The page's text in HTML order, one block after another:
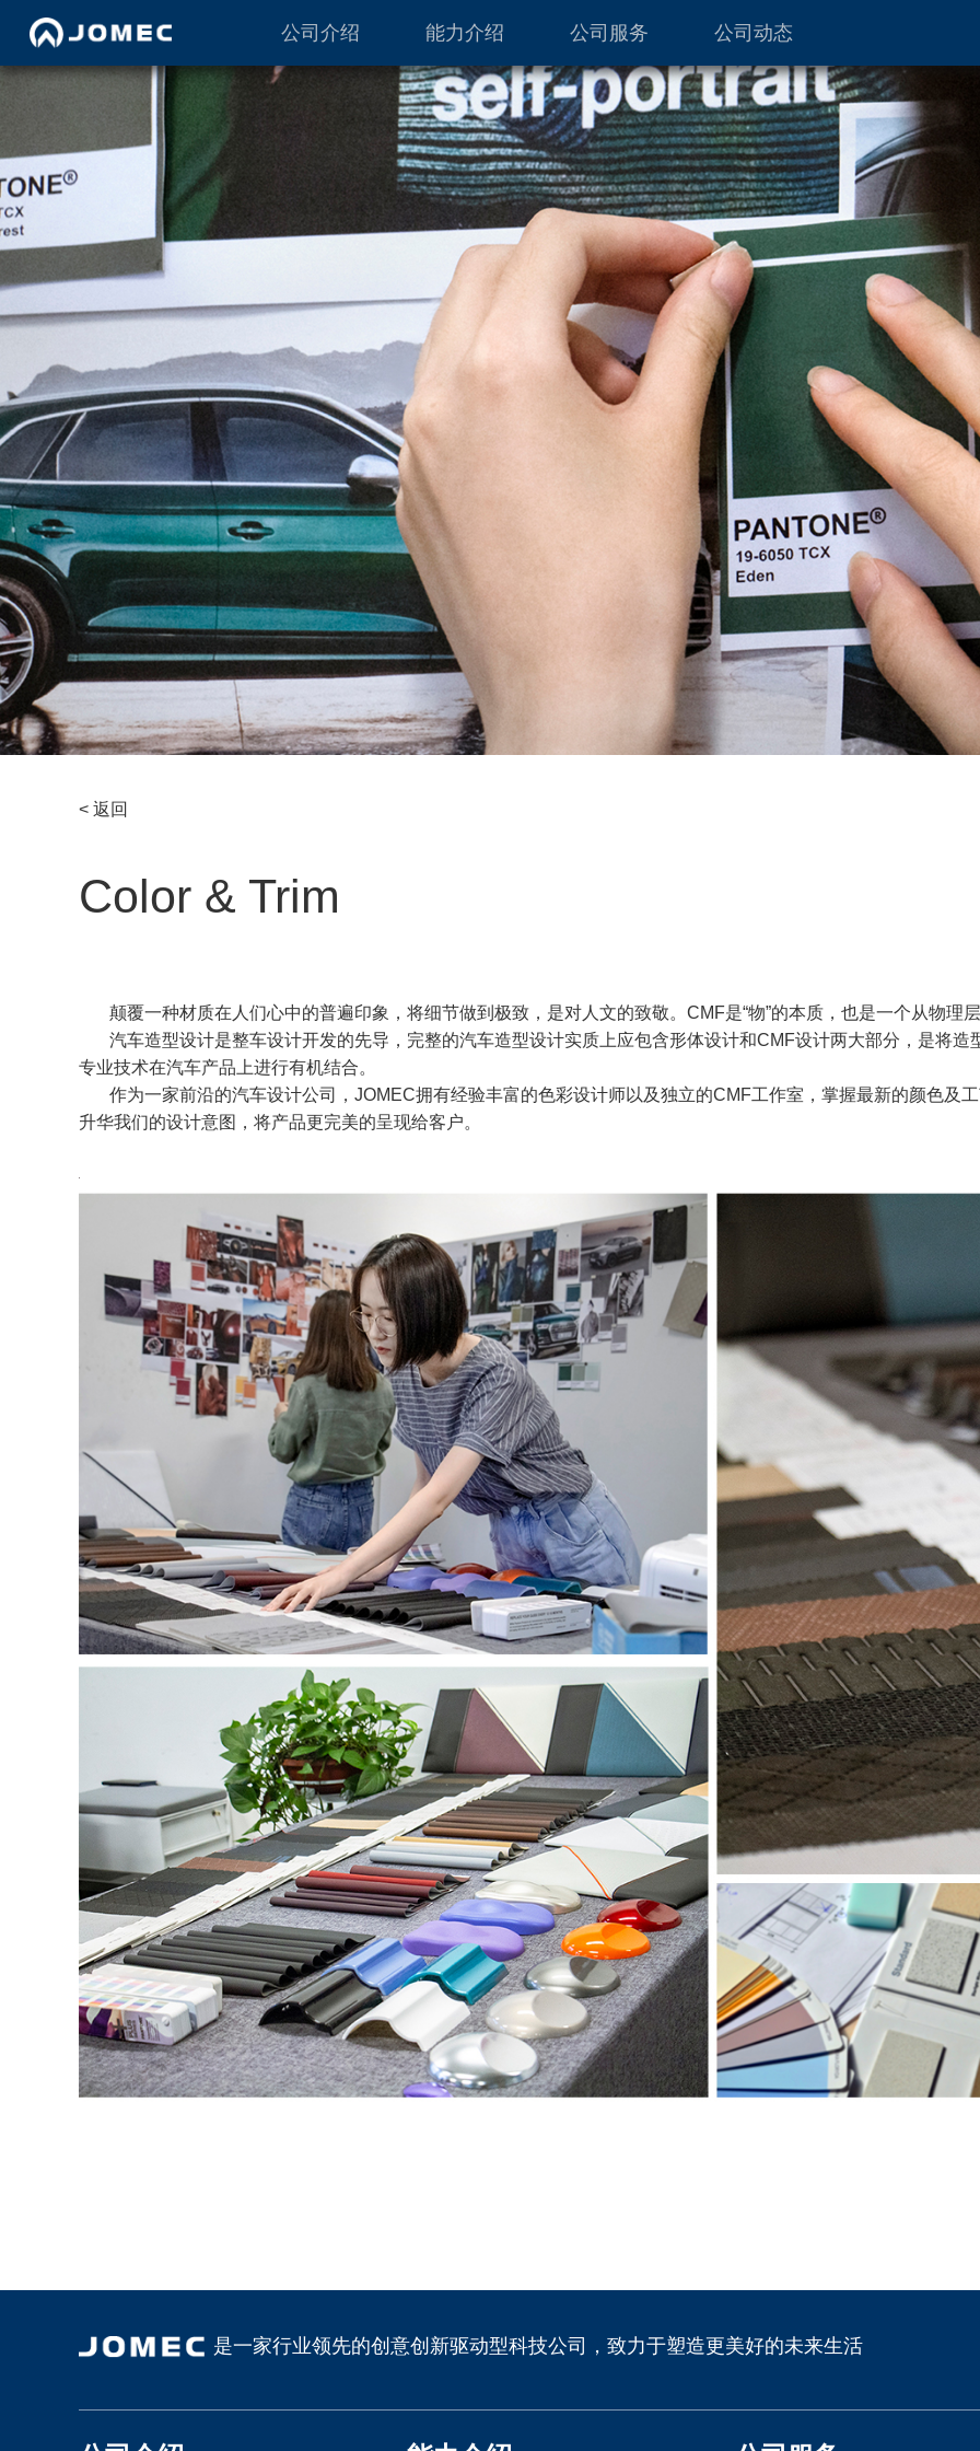
公司介绍 能力介绍 公司服务 公司动态
< 返回
Color & Trim
颠覆一种材质在人们心中的普遍印象，将细节做到极致，是对人文的致敬。CMF是“物”的本质，也是一个从物理
汽车造型设计是整车设计开发的先导，完整的汽车造型设计实质上应包含形体设计和CMF设计两大部分，是将造
专业技术在汽车产品上进行有机结合。
作为一家前沿的汽车设计公司，JOMEC拥有经验丰富的色彩设计师以及独立的CMF工作室，掌握最新的颜色及工
升华我们的设计意图，将产品更完美的呈现给客户。
是一家行业领先的创意创新驱动型科技公司，致力于塑造更美好的未来生活